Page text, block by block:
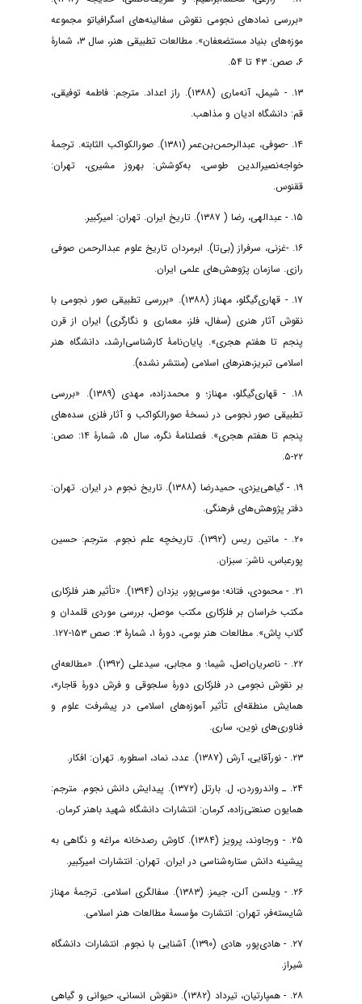
«بررسی نمادهای نجومی نقوش سفالینه‌های اسگرافیاتو مجموعه
موزه‌های بنیاد مستضعفان». مطالعات تطبیقی هنر، سال ۳، شمارۀ
۱۳. - شیمل، آنه‌ماری (۱۳۸۸). راز اعداد. مترجم: فاطمه توفیقی،
قم: دانشگاه ادیان و مذاهب.
۱۴. -صوفی، عبدالرحمن‌بن‌عمر (۱۳۸۱). صورالکواکب الثابته. ترجمۀ
خواجه‌نصیر‌الدین‌ طوسی، به‌کوشش: بهروز مشیری، تهران:
ققنوس.
۱۵. - عبدالهی، رضا ( ۱۳۸۷). تاریخ ایران. تهران: امیرکبیر.
۱۶. -غزنی، سرفراز (بی‌تا). ابرمردان تاریخ علوم عبدالرحمن صوفی
رازی. سازمان پژوهش‌های علمی ایران.
۱۷. - قهاری‌گیگلو، مهناز (۱۳۸۸). «بررسی تطبیقی صور نجومی با
نقوش آثار هنری (سفال، فلز، معماری و نگارگری) ایران از قرن
پنجم تا هفتم هجری». پایان‌نامۀ کارشناسی‌ارشد، دانشگاه هنر
اسلامی تبریز،هنرهای اسلامی (منتشر نشده).
۱۸. - قهاری‌گیگلو، مهناز؛ و محمد‌زاده، مهدی (۱۳۸۹). «بررسی
تطبیقی صور نجومی در نسخۀ صور‌الکواکب و آثار فلزی سده‌های
پنجم تا هفتم هجری». فصلنامۀ نگره، سال ۵، شمارۀ ۱۴: صص:
۲۲-۵.
۱۹. - گیاهی‌یزدی، حمیدرضا (۱۳۸۸). تاریخ نجوم در ایران. تهران:
دفتر پژوهش‌های فرهنگی.
۲۰. - ماتین ریس (۱۳۹۲). تاریخچه علم نجوم. مترجم: حسین
پورعباس، ناشر: سبزان.
۲۱. - محمودی، فتانه؛ موسی‌پور، یزدان (۱۳۹۴). «تأثیر هنر فلزکاری
مکتب خراسان بر فلزکاری مکتب موصل، بررسی موردی قلمدان و
گلاب پاش». مطالعات هنر بومی، دورۀ ۱، شمارۀ ۳: صص ۱۵۳-۱۲۷.
۲۲. - ناصریان‌اصل، شیما؛ و مجابی، سید‌علی (۱۳۹۲). «مطالعه‌ای
بر نقوش نجومی در فلزکاری دورۀ سلجوقی و فرش دورۀ قاجار»،
همایش منطقه‌ای تأثیر آموزه‌های اسلامی در پیشرفت علوم و
فناوری‌های نوین، ساری.
۲۳. - نور‌آقایی، آرش (۱۳۸۷). عدد، نماد، اسطوره. تهران: افکار.
۲۴. ـ واندروردن، ل. بارتل (۱۳۷۲). پیدایش دانش نجوم. مترجم:
همایون صنعتی‌زاده، کرمان: انتشارات دانشگاه شهید‌ باهنر کرمان.
۲۵. - ورجاوند، پرویز (۱۳۸۴). کاوش رصدخانه مراغه و نگاهی به
پیشینه دانش ستاره‌شناسی در ایران. تهران: انتشارات امیرکبیر.
۲۶. - ویلسن آلن، جیمز. (۱۳۸۳). سفالگری اسلامی. ترجمۀ مهناز
شایسته‌فر، تهران: انتشارت مؤسسۀ مطالعات هنر اسلامی.
۲۷. - هادی‌پور، هادی (۱۳۹۰). آشنایی با نجوم. انتشارات دانشگاه
شیراز.
۲۸. - همپارتیان، تیرداد (۱۳۸۲). «نقوش انسانی، حیوانی و گیاهی